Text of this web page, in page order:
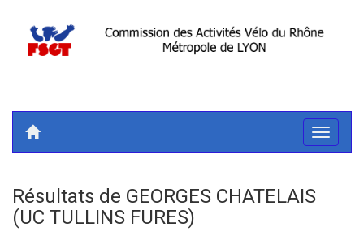
Toggle
Résultats de GEORGES CHATELAIS
(UC TULLINS FURES)